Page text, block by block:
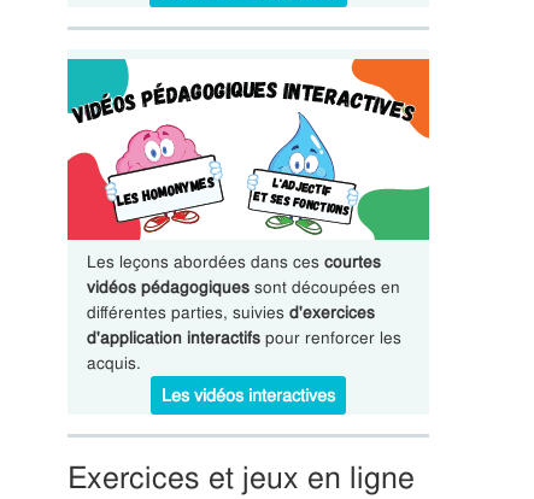
Les leçons abordées dans ces courtes
vidéos pédagogiquessont découpées en
différentes parties, suivies d'exercices
d'application interactifspour renforcer les
acquis.
Les vidéos interactives
Exercices et jeux en ligne